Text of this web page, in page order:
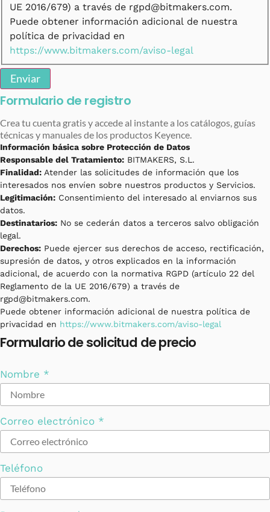
UE 2016/679) a través de rgpd@bitmakers.com.
Puede obtener información adicional de nuestra
política de privacidad en
https://www.bitmakers.com/aviso-legal
Enviar
Formulario de registro
Crea tu cuenta gratis y accede al instante a los catálogos, guías
técnicas y manuales de los productos Keyence.
Información básica sobre Protección de Datos
Responsable del Tratamiento: BITMAKERS, S.L.
Finalidad: Atender las solicitudes de información que los
interesados nos envíen sobre nuestros productos y Servicios.
Legitimación: Consentimiento del interesado al enviarnos sus
datos.
Destinatarios: No se cederán datos a terceros salvo obligación
legal.
Derechos: Puede ejercer sus derechos de acceso, rectificación,
supresión de datos, y otros explicados en la información
adicional, de acuerdo con la normativa RGPD (artículo 22 del
Reglamento de la UE 2016/679) a través de
rgpd@bitmakers.com.
Puede obtener información adicional de nuestra política de
privacidad en https://www.bitmakers.com/aviso-legal
Formulario de solicitud de precio
email
Teléfono
Legal
Nombre *
Correo electrónico *
Teléfono